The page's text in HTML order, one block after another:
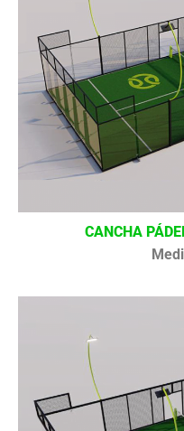
CANCHA